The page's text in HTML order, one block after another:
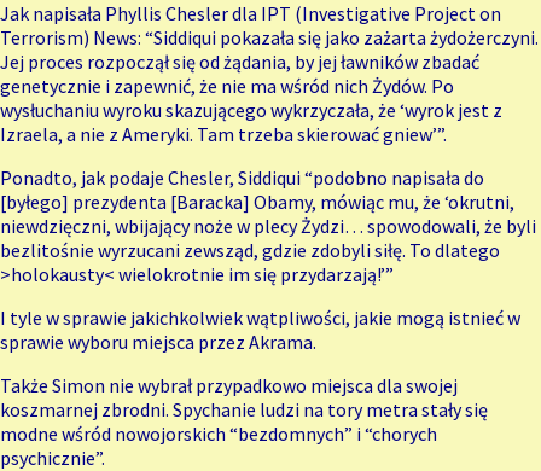
Jak napisała Phyllis Chesler dla IPT (Investigative Project on
Terrorism) News: “Siddiqui pokazała się jako zażarta żydożerczyni.
Jej proces rozpoczął się od żądania, by jej ławników zbadać
genetycznie i zapewnić, że nie ma wśród nich Żydów. Po
wysłuchaniu wyroku skazującego wykrzyczała, że ‘wyrok jest z
Izraela, a nie z Ameryki. Tam trzeba skierować gniew’”.
Ponadto, jak podaje Chesler, Siddiqui “podobno napisała do
[byłego] prezydenta [Baracka] Obamy, mówiąc mu, że ‘okrutni,
niewdzięczni, wbijający noże w plecy Żydzi… spowodowali, że byli
bezlitośnie wyrzucani zewsząd, gdzie zdobyli siłę. To dlatego
>holokausty< wielokrotnie im się przydarzają!’”
I tyle w sprawie jakichkolwiek wątpliwości, jakie mogą istnieć w
sprawie wyboru miejsca przez Akrama.
Także Simon nie wybrał przypadkowo miejsca dla swojej
koszmarnej zbrodni. Spychanie ludzi na tory metra stały się
modne wśród nowojorskich “bezdomnych” i “chorych
psychicznie”.